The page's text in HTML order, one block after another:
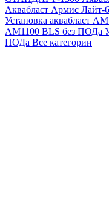
Аквабласт Армис Лайт-
Установка аквабласт
AM1100 BLS без ПОДа
ПОДа Все категории